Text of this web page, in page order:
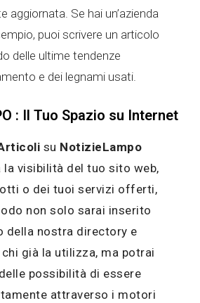
aggiornata. Se hai un’azienda
puoi scrivere un articolo
delle ultime tendenze
e dei legnami usati.
: Il Tuo Spazio su Internet
su NotizieLampo
la visibilità del tuo sito web,
o dei tuoi servizi offerti,
non solo sarai inserito
della nostra directory e
già la utilizza, ma potrai
possibilità di essere
attraverso i motori